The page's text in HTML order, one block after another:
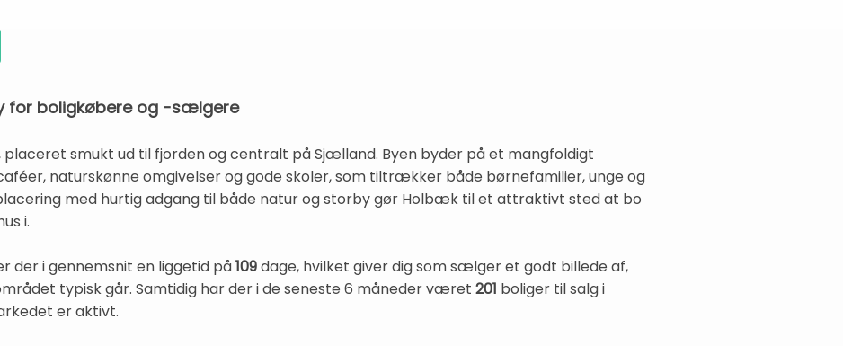
for boligkøbere og -sælgere
smukt ud til fjorden og centralt på Sjælland. Byen byder på et mangfoldigt
naturskønne omgivelser og gode skoler, som tiltrækker både børnefamilier, unge og
med hurtig adgang til både natur og storby gør Holbæk til et attraktivt sted at bo
i.
der i gennemsnit en liggetid på109dage, hvilket giver dig som sælger et godt billede af,
typisk går. Samtidig har der i de seneste 6 måneder været 201 boliger til salg i
er aktivt.